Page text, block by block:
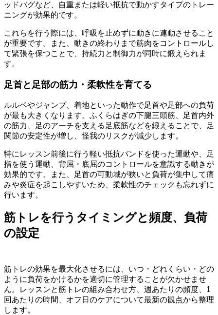
ッドバグなど、自重または軽い抵抗で動かすタイプのトレー
ニングが効果的です。
これらを行う際には、呼吸を止めずに動きに連動させること
が重要です。また、動きの終わりまで筋肉をコントロールし
て緊張を保つことで、持続力と制御力が同時に鍛えられま
す。
足首と足部の筋力・柔軟性を育てる
ルルベやジャンプ、着地といった動作で足首や足部への負荷
が最も大きくなります。ふくらはぎの下腿三頭筋、足首内外
の筋力、足のアーチを支える足底筋などを鍛えることで、足
関節の安定性が増し、怪我のリスクが減少します。
特にレッスン前後に行う軽い抵抗バンドを使った運動や、足
指を使う運動、背屈・底屈のコントロールを意識する動きが
効果的です。また、足首の可動域が狭いと負荷が集中して痛
みや炎症を起こしやすいため、柔軟性のチェックも忘れずに
行います。
筋トレを行うタイミングと頻度、負荷
の設定
筋トレの効果を最大化させるには、いつ・どれくらい・どの
ように負荷をかけるかを適切に管理することが欠かせませ
ん。レッスンと筋トレの組み合わせ方、週あたりの頻度、1
回あたりの時間、オフ日のケアについて最新の観点から整理
します。